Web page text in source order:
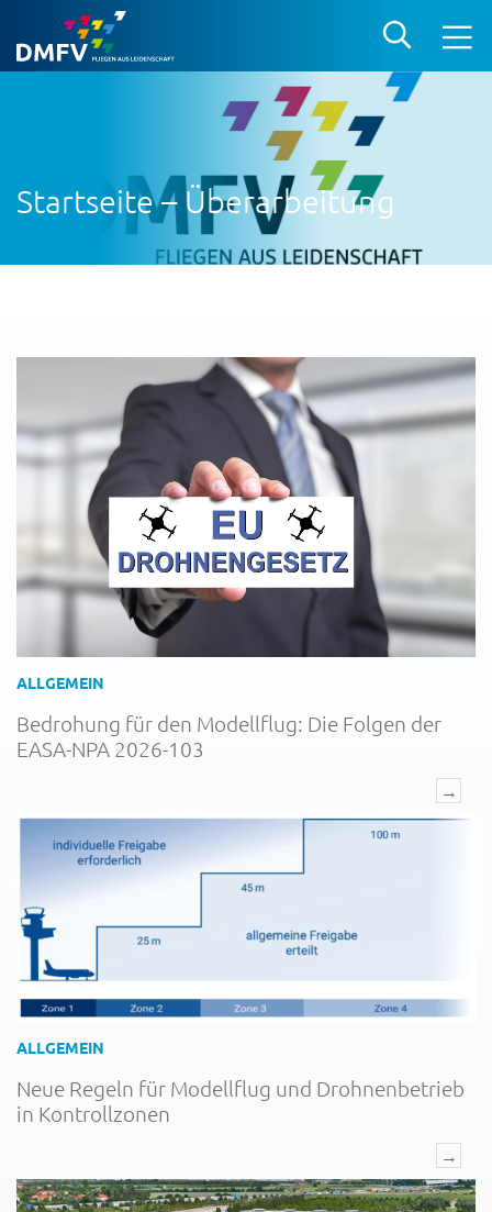
Startseite – Überarbeitung
ALLGEMEIN
Bedrohung für den Modellflug: Die Folgen der
EASA-NPA 2026-103
→
ALLGEMEIN
Neue Regeln für Modellflug und Drohnenbetrieb
in Kontrollzonen
→